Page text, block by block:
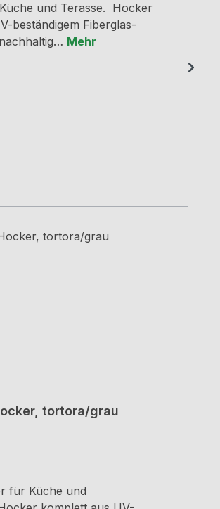
und Terasse. Hocker
beständigem Fiberglas-
Mehr
überspringen
tortora/grau
für Küche und